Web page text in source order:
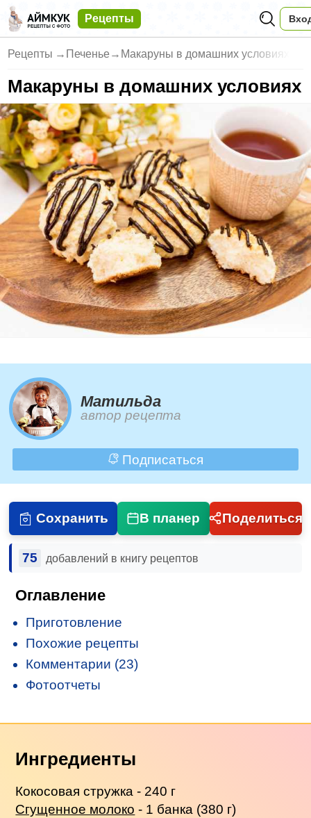
Рецепты
Рецепты → Печенье → Макаруны в домашних условиях
Макаруны в домашних условиях
Матильда
автор рецепта
Подписаться
Сохранить В планер Поделиться
75 добавлений в книгу рецептов
Оглавление
Приготовление
Похожие рецепты
Комментарии (23)
Фотоотчеты
Ингредиенты
Кокосовая стружка - 240 г
Сгущенное молоко - 1 банка (380 г)